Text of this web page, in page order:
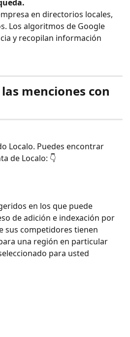
en directorios locales,
Los algoritmos de Google
y recopilan información
menciones con
Localo. Puedes encontrar
de Localo: 👇
en los que puede
de adición e indexación por
sus competidores tienen
una región en particular
para usted